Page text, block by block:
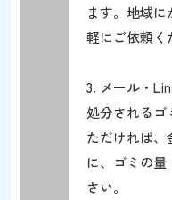
ます。地域
軽にご依頼く
3. メール・
処分されるゴ
ただければ
に、ゴミの
さい。